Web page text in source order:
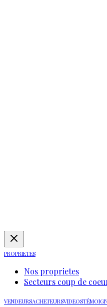
PROPRIETES
Nos proprietes
Secteurs coup de
VENDEURSACHETEURSVIDEOS